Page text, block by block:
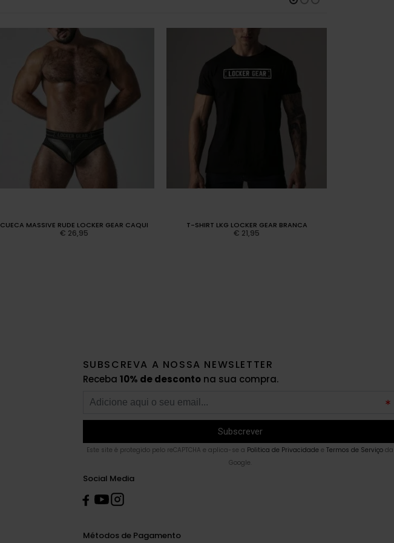
CUECA MASSIVE RUDE LOCKER GEAR CAQUI
€ 26,95
T-SHIRT LKG LOCKER GEAR BRANCA
€ 21,95
SUBSCREVA A NOSSA NEWSLETTER
Receba 10% de descontona sua compra.
Este site é protegido pelo reCAPTCHA e aplica-se a Politica de Privacidade e Termos de Serviço da
Google.
Social Media
Métodos de Pagamento